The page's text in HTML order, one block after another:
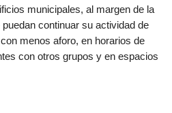
municipales, al margen de la
continuar su actividad de
menos aforo, en horarios de
con otros grupos y en espacios